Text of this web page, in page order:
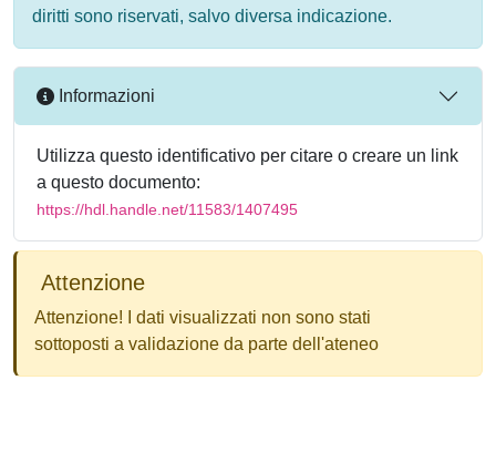
diritti sono riservati, salvo diversa indicazione.
Informazioni
Utilizza questo identificativo per citare o creare un link
a questo documento:
https://hdl.handle.net/11583/1407495
Attenzione
Attenzione! I dati visualizzati non sono stati
sottoposti a validazione da parte dell'ateneo